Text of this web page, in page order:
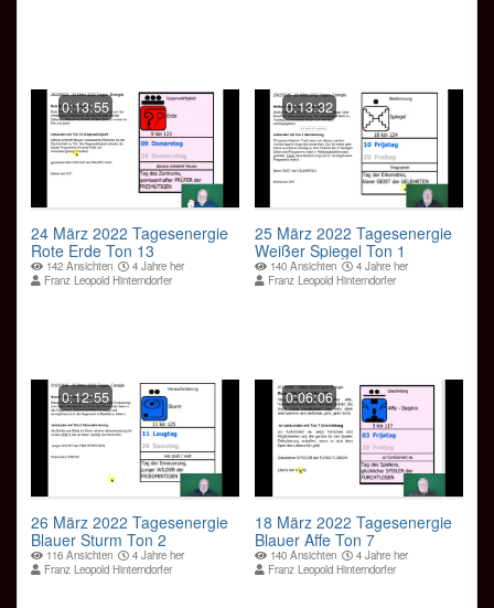
0:13:55
24 März 2022 Tagesenergie
Rote Erde Ton 13
142 Ansichten
4 Jahre her
Franz Leopold Hinterndorfer
0:13:32
25 März 2022 Tagesenergie
Weißer Spiegel Ton 1
140 Ansichten
4 Jahre her
Franz Leopold Hinterndorfer
0:12:55
26 März 2022 Tagesenergie
Blauer Sturm Ton 2
116 Ansichten
4 Jahre her
Franz Leopold Hinterndorfer
0:06:06
18 März 2022 Tagesenergie
Blauer Affe Ton 7
140 Ansichten
4 Jahre her
Franz Leopold Hinterndorfer